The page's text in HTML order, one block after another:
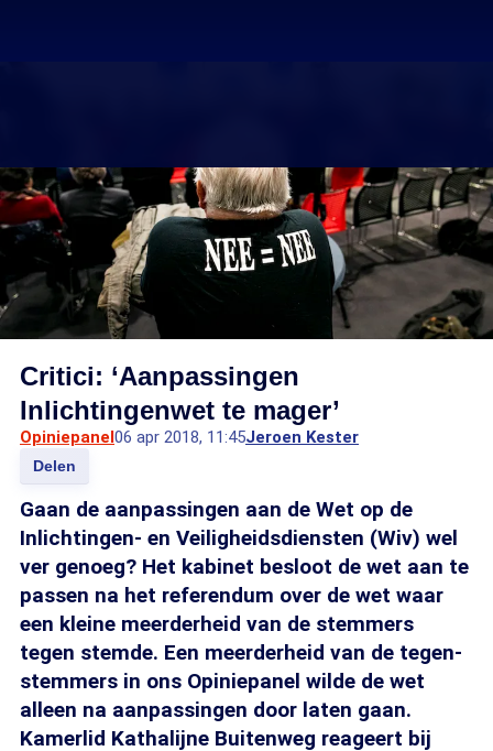
Critici: ‘Aanpassingen
Inlichtingenwet te mager’
Opiniepanel06 apr 2018, 11:45Jeroen Kester
Delen
Gaan de aanpassingen aan de Wet op de
Inlichtingen- en Veiligheidsdiensten (Wiv) wel
ver genoeg? Het kabinet besloot de wet aan te
passen na het referendum over de wet waar
een kleine meerderheid van de stemmers
tegen stemde. Een meerderheid van de tegen-
stemmers in ons Opiniepanel wilde de wet
alleen na aanpassingen door laten gaan.
Kamerlid Kathalijne Buitenweg reageert bij